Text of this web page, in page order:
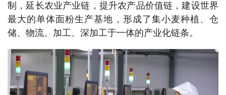
制，延长农业产业链，提升农产品价值链，建设世界
最大的单体面粉生产基地，形成了集小麦种植、仓
储、物流、加工、深加工于一体的产业化链条。